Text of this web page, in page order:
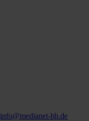
info@medianet-bb.de